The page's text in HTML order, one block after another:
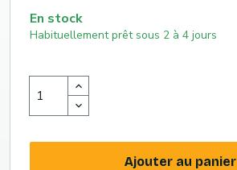
En stock
Habituellement prêt sous 2 à 4 jours
Ajouter au panier